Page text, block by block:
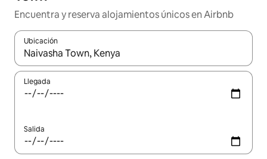
Encuentra y reserva alojamientos únicos en Airbnb
Ubicación
Cuando los resultados estén disponibles, navega con las
Llegada
Salida